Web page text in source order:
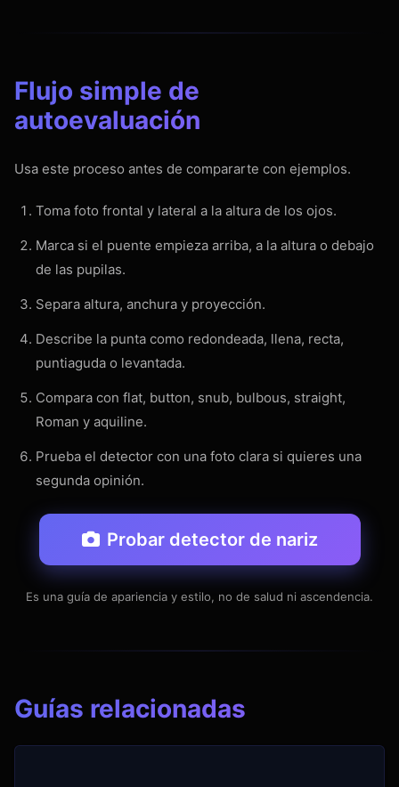
Flujo simple de
autoevaluación
Usa este proceso antes de compararte con ejemplos.
Toma foto frontal y lateral a la altura de los ojos.
Marca si el puente empieza arriba, a la altura o debajo
de las pupilas.
Separa altura, anchura y proyección.
Describe la punta como redondeada, llena, recta,
puntiaguda o levantada.
Compara con flat, button, snub, bulbous, straight,
Roman y aquiline.
Prueba el detector con una foto clara si quieres una
segunda opinión.
Probar detector de nariz
Es una guía de apariencia y estilo, no de salud ni ascendencia.
Guías relacionadas